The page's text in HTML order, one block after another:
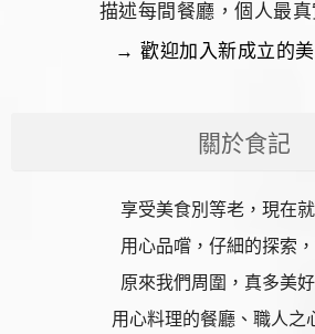
描述每間餐廳，個人最
→ 歡迎加入新成立的
關於食記
享受美食別等老，現在
用心品嚐，仔細的探索
原來我們周圍，真多美
用心料理的餐廳、職人之